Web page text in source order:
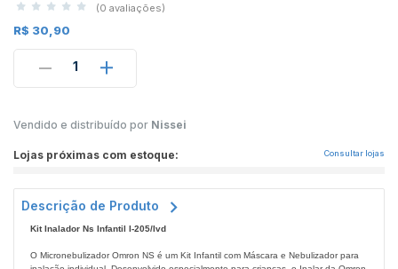
(0 avaliações)
R$ 30,90
1
Vendido e distribuído por Nissei
Lojas próximas com estoque: Consultar lojas
Descrição de Produto
Kit Inalador Ns Infantil I-205/Ivd
O Micronebulizador Omron NS é um Kit Infantil com Máscara e Nebulizador para